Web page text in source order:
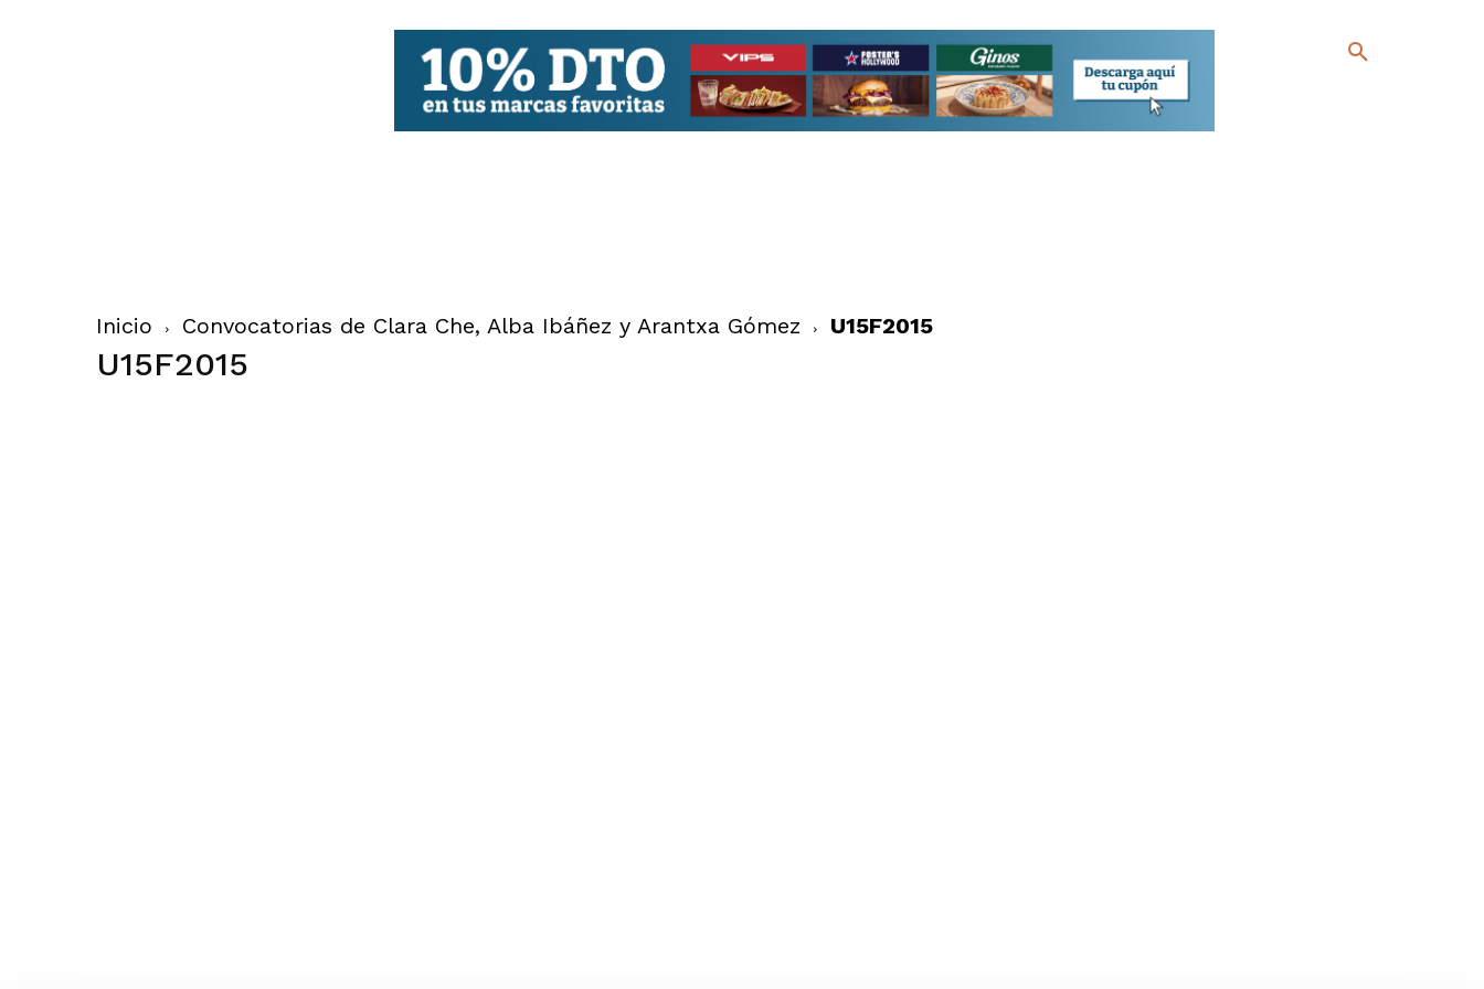
Inicio Convocatorias de Clara Che, Alba Ibáñez y Arantxa Gómez U15F2015
U15F2015